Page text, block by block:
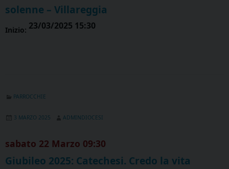
solenne – Villareggia
Inizio: 23/03/2025 15:30
PARROCCHIE
3 MARZO 2025 ADMINDIOCESI
sabato 22 Marzo 09:30
Giubileo 2025: Catechesi. Credo la vita